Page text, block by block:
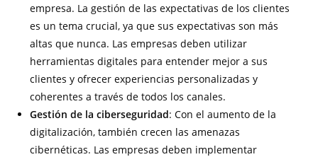
empresa. La gestión de las expectativas de los clientes
es un tema crucial, ya que sus expectativas son más
altas que nunca. Las empresas deben utilizar
herramientas digitales para entender mejor a sus
clientes y ofrecer experiencias personalizadas y
coherentes a través de todos los canales.
Gestión de la ciberseguridad: Con el aumento de la
digitalización, también crecen las amenazas
cibernéticas. Las empresas deben implementar